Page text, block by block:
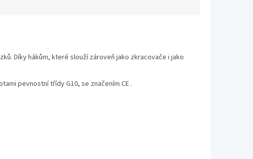
Díky hákům, které slouží zároveň jako zkracovače i jako
pevnostní třídy G10, se značením CE .